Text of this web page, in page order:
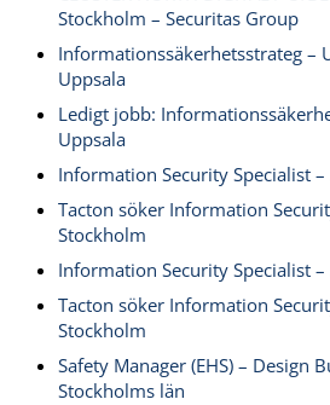
Stockholm – Securitas Group
Informationssäkerhetsstrateg –
Uppsala
Ledigt jobb:
Uppsala
Information Security Specialist
Tacton söker Information
Stockholm
Information Security Specialist
Tacton söker Information
Stockholm
Safety Manager (EHS) – Design
Stockholms län